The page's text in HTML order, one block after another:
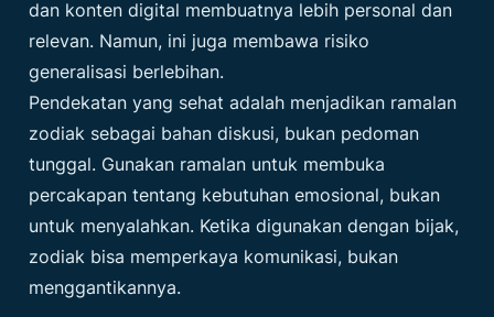
dan konten digital membuatnya lebih personal dan
relevan. Namun, ini juga membawa risiko
generalisasi berlebihan.
Pendekatan yang sehat adalah menjadikan ramalan
zodiak sebagai bahan diskusi, bukan pedoman
tunggal. Gunakan ramalan untuk membuka
percakapan tentang kebutuhan emosional, bukan
untuk menyalahkan. Ketika digunakan dengan bijak,
zodiak bisa memperkaya komunikasi, bukan
menggantikannya.